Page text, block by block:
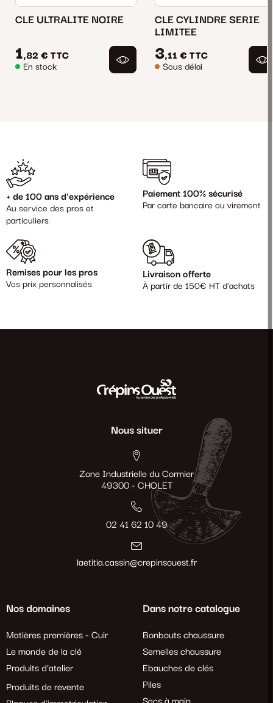
CLE ULTRALITE NOIRE
1,82 € TTC
En stock
CLE CYLINDRE SERIE
LIMITEE
3,11 € TTC
Sous délai
+ de 100 ans d'expérience
Au service des pros et
particuliers
Paiement 100% sécurisé
Par carte bancaire ou virement
Remises pour les pros
Vos prix personnalisés
Livraison offerte
À partir de 150€ HT d'achats
Nous situer
Zone Industrielle du Cormier
49300 - CHOLET
02 41 62 10 49
laetitia.cassin@crepinsouest.fr
Nos domaines
Matières premières - Cuir
Le monde de la clé
Produits d'atelier
Produits de revente
Dans notre catalogue
Bonbouts chaussure
Semelles chaussure
Ebauches de clés
Piles